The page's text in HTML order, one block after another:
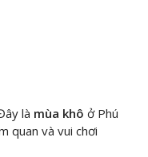
là mùa khô ở Phú
quan và vui chơi